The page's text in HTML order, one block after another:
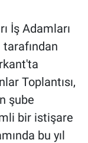
İş Adamları
Toplantısı,
şube
bir istişare
bu yıl